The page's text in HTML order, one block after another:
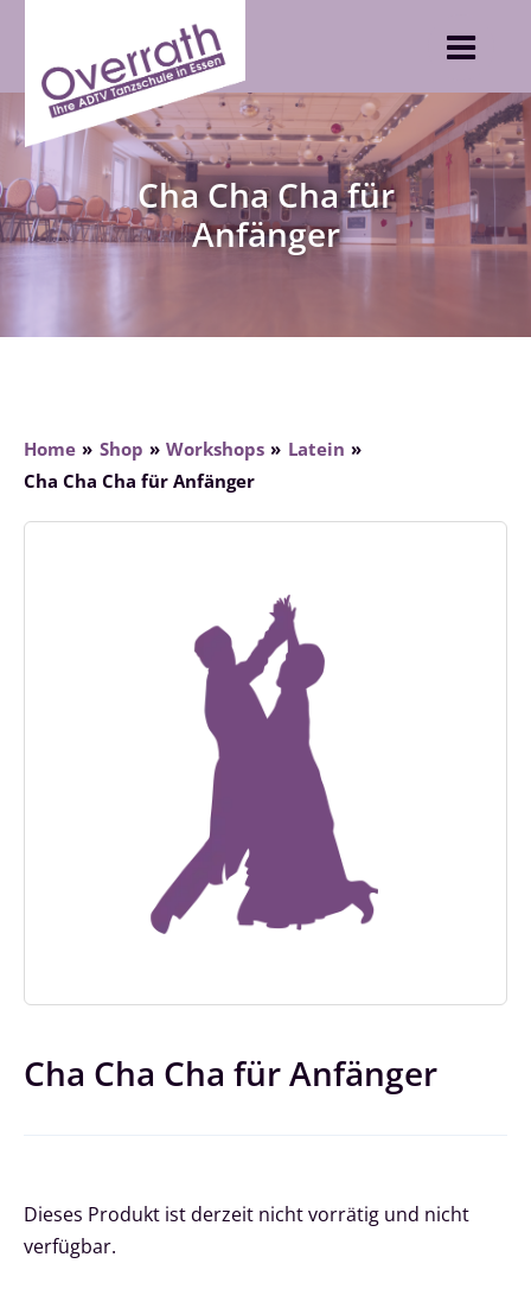
content
Cha Cha Cha für
Anfänger
Home Shop Workshops
Latein
Cha Cha Cha für Anfänger
Cha Cha Cha für Anfänger
Dieses Produkt ist derzeit nicht vorrätig und nicht
verfügbar.